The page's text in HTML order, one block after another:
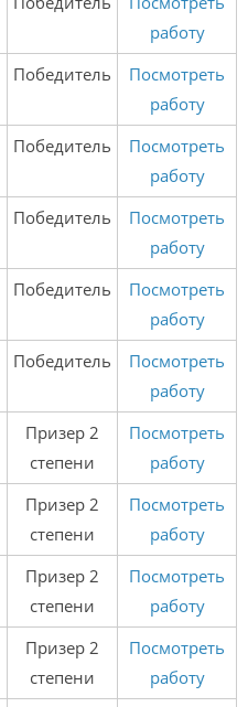
работу
Победитель
Посмотреть
работу
Победитель
Посмотреть
работу
Победитель
Посмотреть
работу
Победитель
Посмотреть
работу
Победитель
Посмотреть
работу
Призер 2
степени
Посмотреть
работу
Призер 2
степени
Посмотреть
работу
Призер 2
степени
Посмотреть
работу
Призер 2
степени
Посмотреть
работу